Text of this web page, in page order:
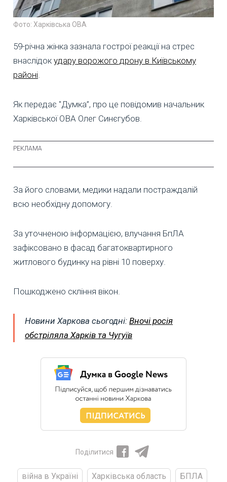
Фото: Харківська ОВА
59-річна жінка зазнала гострої реакції на стрес
внаслідок удару ворожого дрону в Київському
районі.
Як передає "Думка”, про це повідомив начальник
Харківської ОВА Олег Синєгубов.
За його словами, медики надали постраждалій
всю необхідну допомогу.
За уточненою інформацією, влучання БпЛА
зафіксовано в фасад багатоквартирного
житлового будинку на рівні 10 поверху.
Пошкоджено скління вікон.
Новини Харкова сьогодні: Вночі росія
обстріляла Харків та Чугуїв
Поділитися
війна в Україні Харківська область БПЛА